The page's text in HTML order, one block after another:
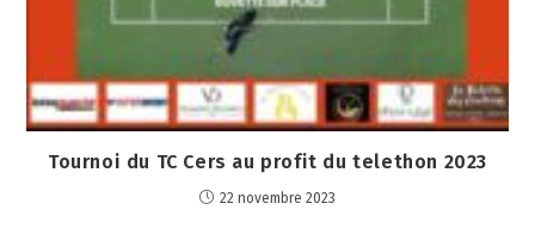
Tournoi du TC Cers au profit du telethon 2023
22 novembre 2023